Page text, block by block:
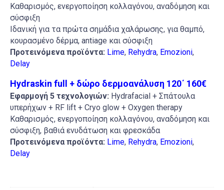
Καθαρισμός, ενεργοποίηση κολλαγόνου, αναδόμηση και
σύσφιξη
Ιδανική για τα πρώτα σημάδια χαλάρωσης, για θαμπό,
κουρασμένο δέρμα, antiage και σύσφιξη
Προτεινόμενα προϊόντα: Lime, Rehydra, Emozioni,
Delay
Hydraskin full + δώρο δερμοανάλυση 120΄ 160€
Εφαρμογή 5 τεχνολογιών: Hydrafacial + Σπάτουλα
υπερήχων + RF lift + Cryo glow + Oxygen therapy
Καθαρισμός, ενεργοποίηση κολλαγόνου, αναδόμηση και
σύσφιξη, βαθιά ενυδάτωση και φρεσκάδα
Προτεινόμενα προϊόντα: Lime, Rehydra, Emozioni,
Delay